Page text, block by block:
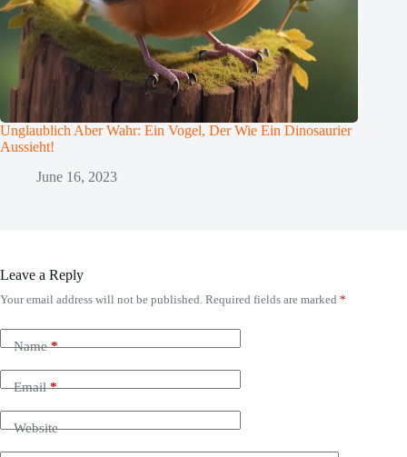
Unglaublich Aber Wahr: Ein Vogel, Der Wie Ein Dinosaurier
Aussieht!
June 16, 2023
Leave a Reply
Your email address will not be published. Required fields are marked *
Name*
Email*
Website